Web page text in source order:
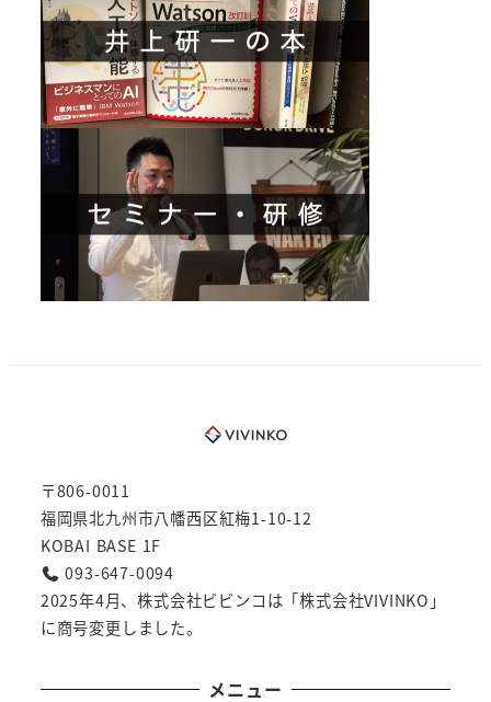
〒806-0011
福岡県北九州市八幡西区紅梅1-10-12
KOBAI BASE 1F
093-647-0094
2025年4月、株式会社ビビンコは「株式会社VIVINKO」
に商号変更しました。
メニュー